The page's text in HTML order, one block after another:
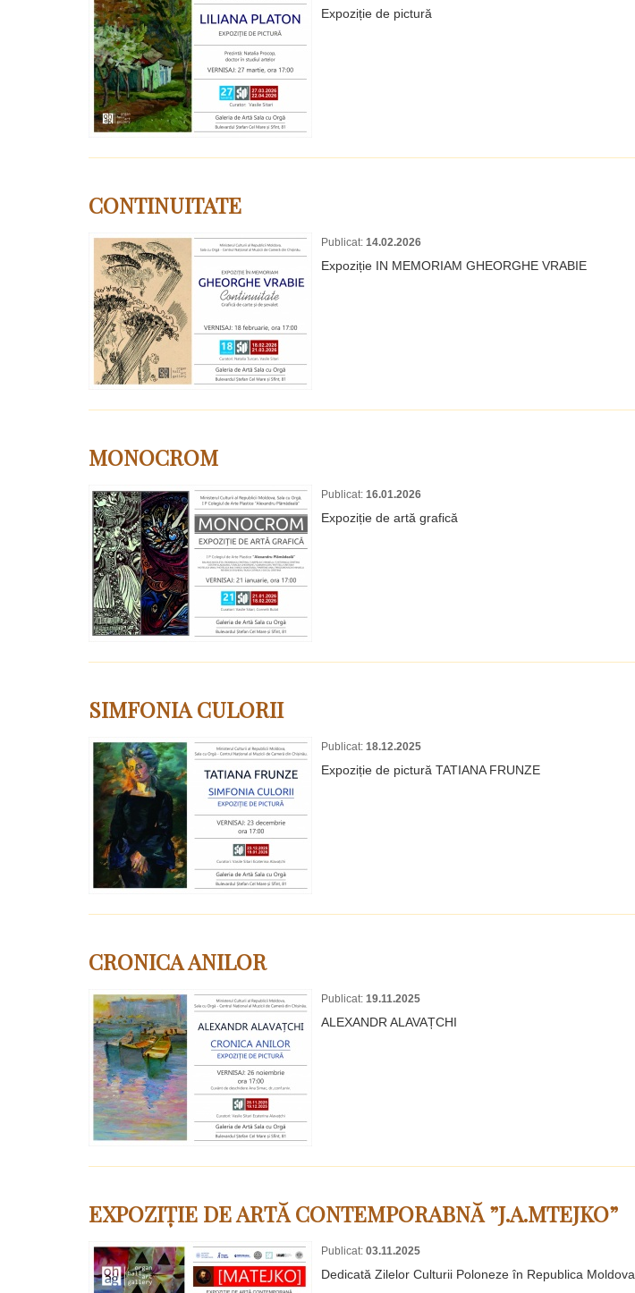
Expoziție de pictură
CONTINUITATE
Publicat: 14.02.2026
Expoziție IN MEMORIAM GHEORGHE VRABIE
MONOCROM
Publicat: 16.01.2026
Expoziție de artă grafică
SIMFONIA CULORII
Publicat: 18.12.2025
Expoziție de pictură TATIANA FRUNZE
CRONICA ANILOR
Publicat: 19.11.2025
ALEXANDR ALAVAȚCHI
EXPOZIȚIE DE ARTĂ CONTEMPORABNĂ ”J.A.MTEJKO”
Publicat: 03.11.2025
Dedicată Zilelor Culturii Poloneze în Republica Moldova